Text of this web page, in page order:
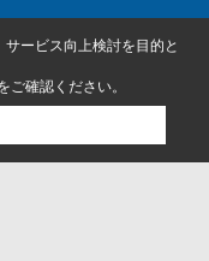
ービス向上検討を目的と
ご確認ください。